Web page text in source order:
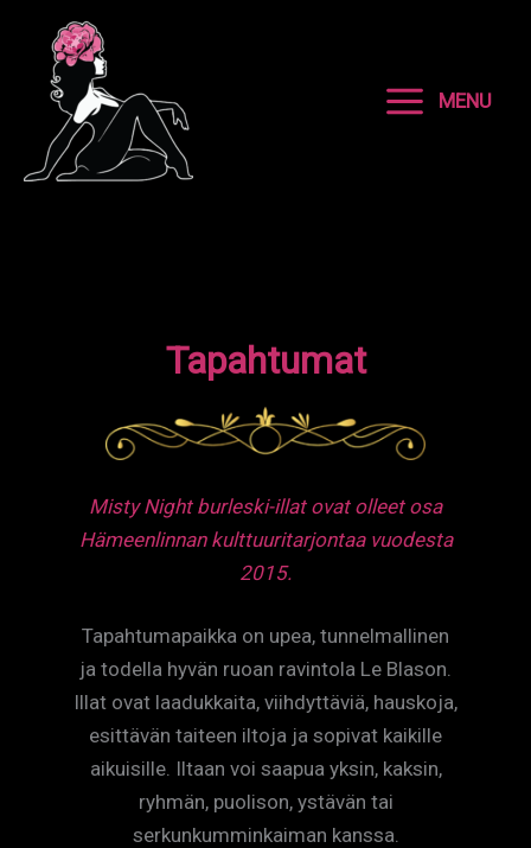
sisältöön
MENU
Tapahtumat
Misty Night burleski-illat ovat olleet osa
Hämeenlinnan kulttuuritarjontaa vuodesta
2015.
Tapahtumapaikka on upea, tunnelmallinen
ja todella hyvän ruoan ravintola Le Blason.
Illat ovat laadukkaita, viihdyttäviä, hauskoja,
esittävän taiteen iltoja ja sopivat kaikille
aikuisille. Iltaan voi saapua yksin, kaksin,
ryhmän, puolison, ystävän tai
serkunkumminkaiman kanssa.